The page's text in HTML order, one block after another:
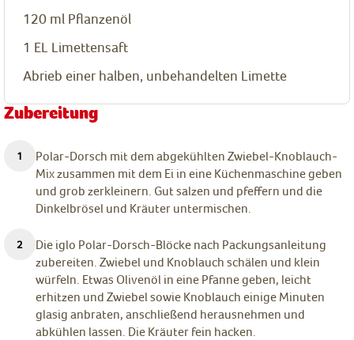
120 ml Pflanzenöl
1 EL Limettensaft
Abrieb einer halben, unbehandelten Limette
Zubereitung
Polar-Dorsch mit dem abgekühlten Zwiebel-Knoblauch-
Mix zusammen mit dem Ei in eine Küchenmaschine geben
und grob zerkleinern. Gut salzen und pfeffern und die
Dinkelbrösel und Kräuter untermischen.
Die iglo Polar-Dorsch-Blöcke nach Packungsanleitung
zubereiten. Zwiebel und Knoblauch schälen und klein
würfeln. Etwas Olivenöl in eine Pfanne geben, leicht
erhitzen und Zwiebel sowie Knoblauch einige Minuten
glasig anbraten, anschließend herausnehmen und
abkühlen lassen. Die Kräuter fein hacken.